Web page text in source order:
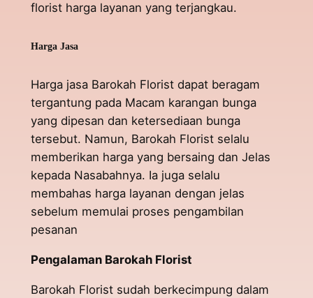
florist harga layanan yang terjangkau.
Harga Jasa
Harga jasa Barokah Florist dapat beragam
tergantung pada Macam karangan bunga
yang dipesan dan ketersediaan bunga
tersebut. Namun, Barokah Florist selalu
memberikan harga yang bersaing dan Jelas
kepada Nasabahnya. Ia juga selalu
membahas harga layanan dengan jelas
sebelum memulai proses pengambilan
pesanan
Pengalaman Barokah Florist
Barokah Florist sudah berkecimpung dalam